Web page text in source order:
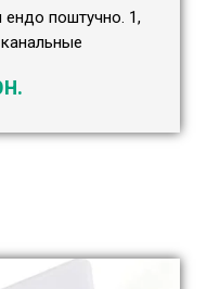
поштучно. 1,